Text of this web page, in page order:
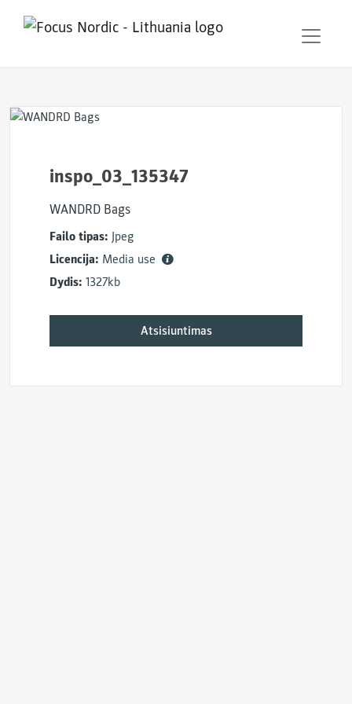
inspo_03_135347
WANDRD Bags
Failo tipas: Jpeg
Licencija: Media use
Dydis: 1327kb
Atsisiuntimas